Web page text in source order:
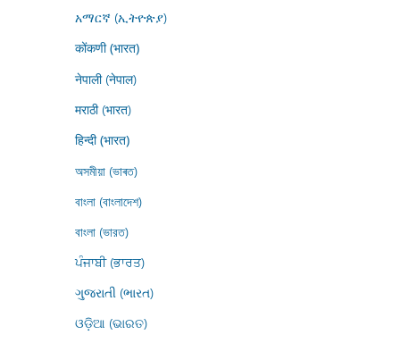
አማርኛ (ኢትዮጵያ)
कोंकणी (भारत)
नेपाली (नेपाल)
मराठी (भारत)
हिन्दी (भारत)
অসমীয়া (ভাৰত)
বাংলা (বাংলাদেশ)
বাংলা (ভারত)
ਪੰਜਾਬੀ (ਭਾਰਤ)
ગુજરાતી (ભારત)
ଓଡ଼ିଆ (ଭାରତ)